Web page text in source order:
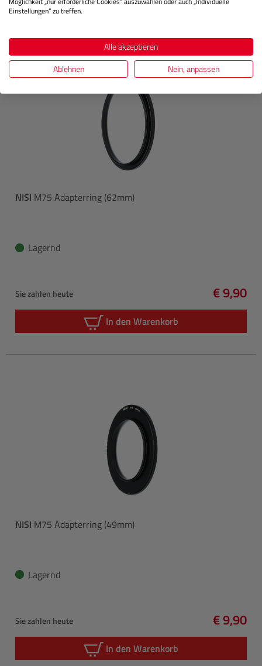
NISI M75 Adapterring (62mm)
Lagernd
Sie zahlen heute € 9,90
In den Warenkorb
NISI M75 Adapterring (49mm)
Lagernd
Sie zahlen heute € 9,90
In den Warenkorb
Einstellungen“ zu treffen.
Alle akzeptieren
Ablehnen
Nein, anpassen